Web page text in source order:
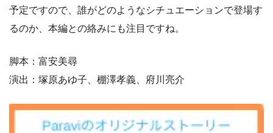
予定ですので、誰がどのようなシチュエーションで登場す
るのか、本編との絡みにも注目ですね。
脚本：富安美尋
演出：塚原あゆ子、棚澤孝義、府川亮介